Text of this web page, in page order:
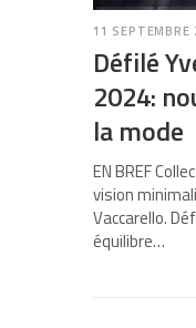
11 SEPTEMBRE
Défilé
2024:
la mode
EN BREF
vision
Vaccarello.
équilibre…